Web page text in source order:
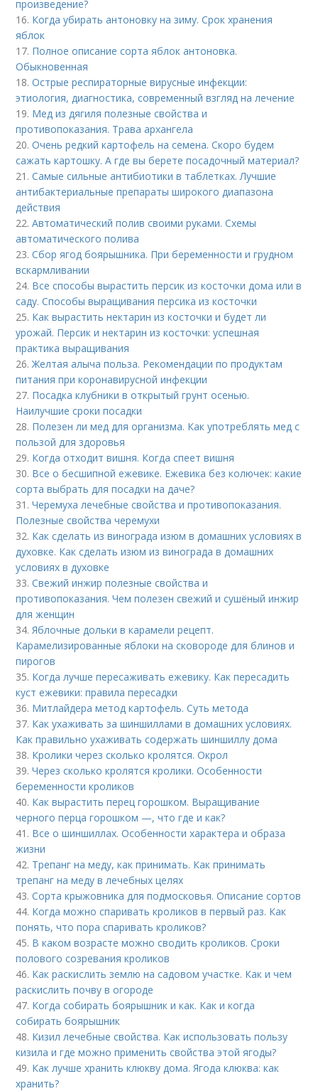
произведение?
16. Когда убирать антоновку на зиму. Срок хранения
яблок
17. Полное описание сорта яблок антоновка.
Обыкновенная
18.Острые респираторные вирусные инфекции:
этиология, диагностика, современный взгляд на лечение
19. Мед из дягиля полезные свойства и
противопоказания. Трава архангела
20.Очень редкий картофель на семена. Скоро будем
сажать картошку. А где вы берете посадочный материал?
21.Самые сильные антибиотики в таблетках. Лучшие
антибактериальные препараты широкого диапазона
действия
22.Автоматический полив своими руками. Схемы
автоматического полива
23.Сбор ягод боярышника. При беременности и грудном
вскармливании
24. Все способы вырастить персик из косточки дома или в
саду. Способы выращивания персика из косточки
25. Как вырастить нектарин из косточки и будет ли
урожай. Персик и нектарин из косточки: успешная
практика выращивания
26.Желтая алыча польза. Рекомендации по продуктам
питания при коронавирусной инфекции
27. Посадка клубники в открытый грунт осенью.
Наилучшие сроки посадки
28. Полезен ли мед для организма. Как употреблять мед с
пользой для здоровья
29. Когда отходит вишня. Когда спеет вишня
30. Все о бесшипной ежевике. Ежевика без колючек: какие
сорта выбрать для посадки на даче?
31.Черемуха лечебные свойства и противопоказания.
Полезные свойства черемухи
32. Как сделать из винограда изюм в домашних условиях в
духовке. Как сделать изюм из винограда в домашних
условиях в духовке
33.Свежий инжир полезные свойства и
противопоказания. Чем полезен свежий и сушёный инжир
для женщин
34.Яблочные дольки в карамели рецепт.
Карамелизированные яблоки на сковороде для блинов и
пирогов
35. Когда лучше пересаживать ежевику. Как пересадить
куст ежевики: правила пересадки
36. Митлайдера метод картофель. Суть метода
37. Как ухаживать за шиншиллами в домашних условиях.
Как правильно ухаживать содержать шиншиллу дома
38. Кролики через сколько кролятся. Окрол
39.Через сколько кролятся кролики. Особенности
беременности кроликов
40. Как вырастить перец горошком. Выращивание
черного перца горошком —, что где и как?
41. Все о шиншиллах. Особенности характера и образа
жизни
42. Трепанг на меду, как принимать. Как принимать
трепанг на меду в лечебных целях
43.Сорта крыжовника для подмосковья. Описание сортов
44. Когда можно спаривать кроликов в первый раз. Как
понять, что пора спаривать кроликов?
45. В каком возрасте можно сводить кроликов. Сроки
полового созревания кроликов
46. Как раскислить землю на садовом участке. Как и чем
раскислить почву в огороде
47. Когда собирать боярышник и как. Как и когда
собирать боярышник
48. Кизил лечебные свойства. Как использовать пользу
кизила и где можно применить свойства этой ягоды?
49. Как лучше хранить клюкву дома. Ягода клюква: как
хранить?